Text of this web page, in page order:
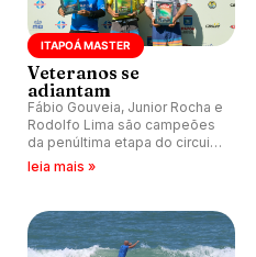
ITAPOÁ MASTER
Veteranos se
adiantam
Fábio Gouveia, Junior Rocha e
Rodolfo Lima são campeões
da penúltima etapa do circuito
brasileiro Master, disputada
leia mais »